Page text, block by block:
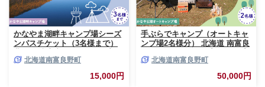
かなやま湖畔キャンプ場シーズ
ンパスチケット（3名様まで）
なやま湖 宿泊券 入場券 シーズ
北海道南富良野町
15,000円
手ぶらでキャンプ（オートキャ
ンプ場2名様分） 北海道 南富良
かなやま湖 宿泊券 チケット 入
場券 体験チケット ドックラン
北海道南富良野町
50,000円